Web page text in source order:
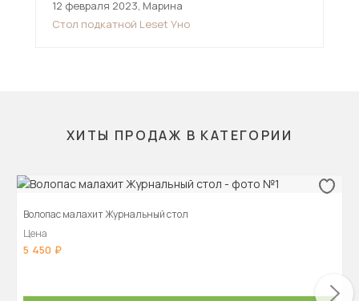
12 февраля 2023, Марина
Стол подкатной Leset Уно
ХИТЫ ПРОДАЖ В КАТЕГОРИИ
Волопас малахит Журнальный стол
Цена
5 450